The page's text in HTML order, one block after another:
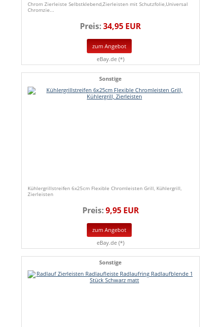
Chrom Zierleiste Selbstklebend,Zierleisten mit Schutzfolie,Universal
Chromzie...
Preis:34,95 EUR
zum Angebot
eBay.de (*)
Sonstige
Kühlergrillstreifen 6x25cm Flexible Chromleisten Grill, Kühlergrill,
Zierleisten
Preis:9,95 EUR
zum Angebot
eBay.de (*)
Sonstige